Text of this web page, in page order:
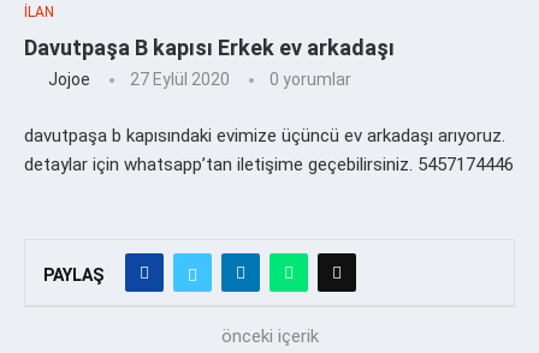
İLAN
Davutpaşa B kapısı Erkek ev arkadaşı
Jojoe 27 Eylül 2020 0 yorumlar
davutpaşa b kapısındaki evimize üçüncü ev arkadaşı arıyoruz.
detaylar için whatsapp’tan iletişime geçebilirsiniz. 5457174446
PAYLAŞ
önceki içerik